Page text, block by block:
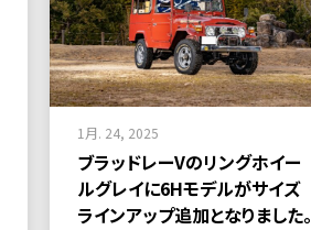
1月. 24, 2025
ブラッドレーVのリングホイー
ルグレイに6Hモデルがサイズ
ラインアップ追加となりました。